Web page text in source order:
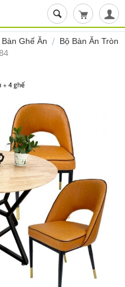
Giỏ hàng
Bàn Ghế Ăn / Bộ Bàn Ăn Tròn